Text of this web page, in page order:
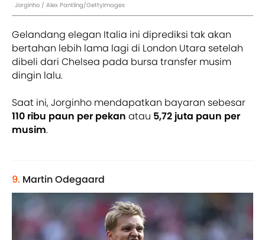
Jorginho / Alex Pantling/GettyImages
Gelandang elegan Italia ini diprediksi tak akan
bertahan lebih lama lagi di London Utara setelah
dibeli dari Chelsea pada bursa transfer musim
dingin lalu.
Saat ini, Jorginho mendapatkan bayaran sebesar
110 ribu paun per pekan atau 5,72 juta paun per
musim.
9. Martin Odegaard